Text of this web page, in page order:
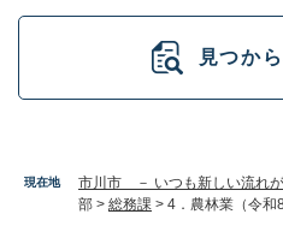
現在地 市川市 － いつも新しい流れが
部 > 総務課 > 4．農林業（令和
見つか